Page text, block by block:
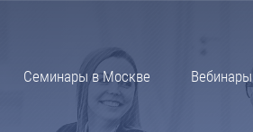
Семинары в Москве Вебинары